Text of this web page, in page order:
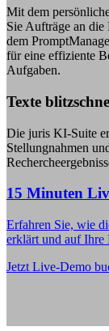
Mit dem
Sie Aufträge an
dem
für eine effiziente
Aufgaben.
Texte
Die juris KI-Suite
Stellungnahmen
15 Minuten
Erfahren Sie, wie
erklärt und auf Ihre
Jetzt Live-Demo